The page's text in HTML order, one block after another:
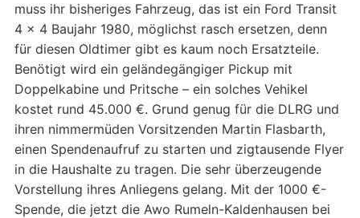
muss ihr bisheriges Fahrzeug, das ist ein Ford Transit
4 x 4 Baujahr 1980, möglichst rasch ersetzen, denn
für diesen Oldtimer gibt es kaum noch Ersatzteile.
Benötigt wird ein geländegängiger Pickup mit
Doppelkabine und Pritsche – ein solches Vehikel
kostet rund 45.000 €. Grund genug für die DLRG und
ihren nimmermüden Vorsitzenden Martin Flasbarth,
einen Spendenaufruf zu starten und zigtausende Flyer
in die Haushalte zu tragen. Die sehr überzeugende
Vorstellung ihres Anliegens gelang. Mit der 1000 €-
Spende, die jetzt die Awo Rumeln-Kaldenhausen bei